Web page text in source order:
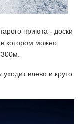
приюта - доски
котором можно
влево и круто